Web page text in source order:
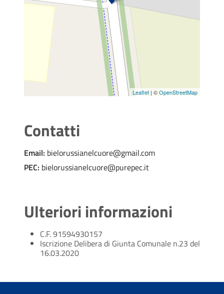
Leaflet | ©OpenStreetMap
Contatti
Email: bielorussianelcuore@gmail.com
PEC: bielorussianelcuore@purepec.it
Ulteriori informazioni
C.F. 91594930157
Iscrizione Delibera di Giunta Comunale n.23 del
16.03.2020